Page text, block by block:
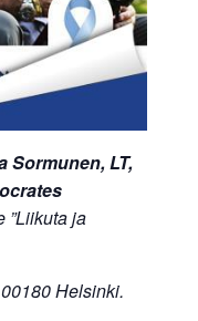
Sormunen, LT,
”Liikuta ja
Helsinki.